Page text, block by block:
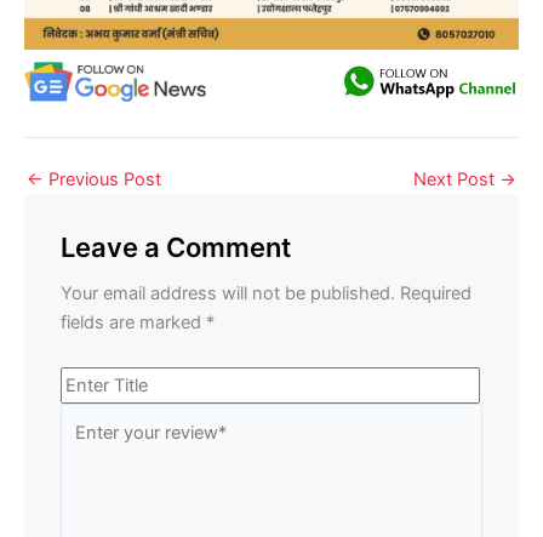
← Previous Post Next Post →
Leave a Comment
Your email address will not be published. Required
fields are marked *